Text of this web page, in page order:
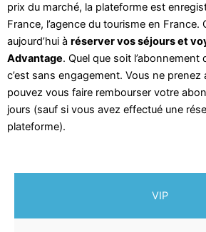
prix du marché, la plateforme est
France, l’agence du tourisme en France.
aujourd’hui à réserver vos séjours et
Advantage. Quel que soit l’abonnement
c’est sans engagement. Vous ne prenez
pouvez vous faire rembourser votre
jours (sauf si vous avez effectué une
plateforme).
VIP